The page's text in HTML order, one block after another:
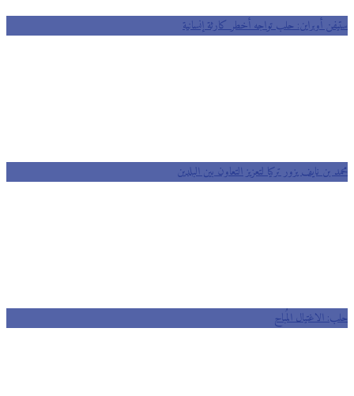
ستيفن أوبراين: حلب تواجه أخطر كارثة إنسانية
محمد بن نايف يزور تركيا لتعزيز التعاون بين البلدين
حلب: الاغتيال المُباح